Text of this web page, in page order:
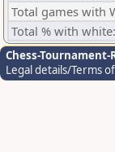
Total games with
Total % with white:
Chess-Tournament-
Legal details/Terms